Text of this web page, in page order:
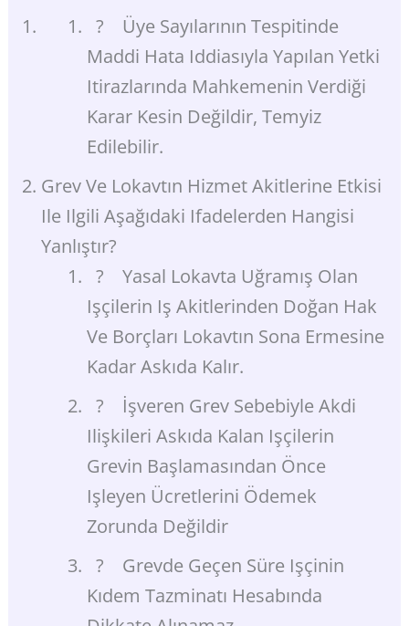
? Üye Sayılarının Tespitinde
Maddi Hata Iddiasıyla Yapılan Yetki
Itirazlarında Mahkemenin Verdiği
Karar Kesin Değildir, Temyiz
Edilebilir.
Grev Ve Lokavtın Hizmet Akitlerine Etkisi
Ile Ilgili Aşağıdaki Ifadelerden Hangisi
Yanlıştır?
? Yasal Lokavta Uğramış Olan
Işçilerin Iş Akitlerinden Doğan Hak
Ve Borçları Lokavtın Sona Ermesine
Kadar Askıda Kalır.
? İşveren Grev Sebebiyle Akdi
Ilişkileri Askıda Kalan Işçilerin
Grevin Başlamasından Önce
Işleyen Ücretlerini Ödemek
Zorunda Değildir
? Grevde Geçen Süre Işçinin
Kıdem Tazminatı Hesabında